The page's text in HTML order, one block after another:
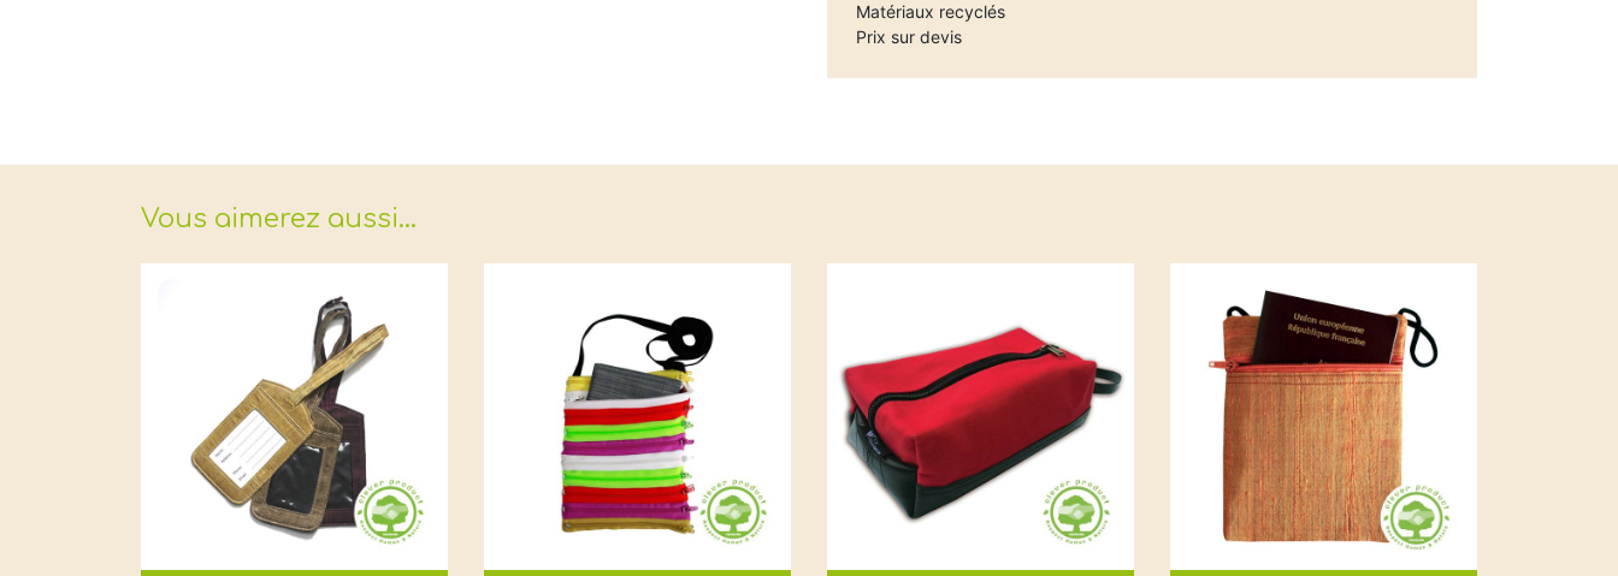
Matériaux recyclés
Prix sur devis
Vous aimerez aussi…